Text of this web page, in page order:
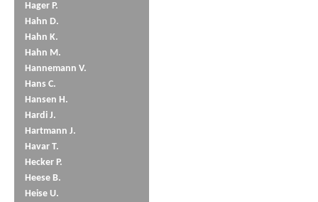
Hager P.
Hahn D.
Hahn K.
Hahn M.
Hannemann V.
Hans C.
Hansen H.
Hardi J.
Hartmann J.
Havar T.
Hecker P.
Heese B.
Heise U.